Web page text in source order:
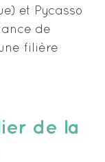
et Pycasso
de
filière
de la